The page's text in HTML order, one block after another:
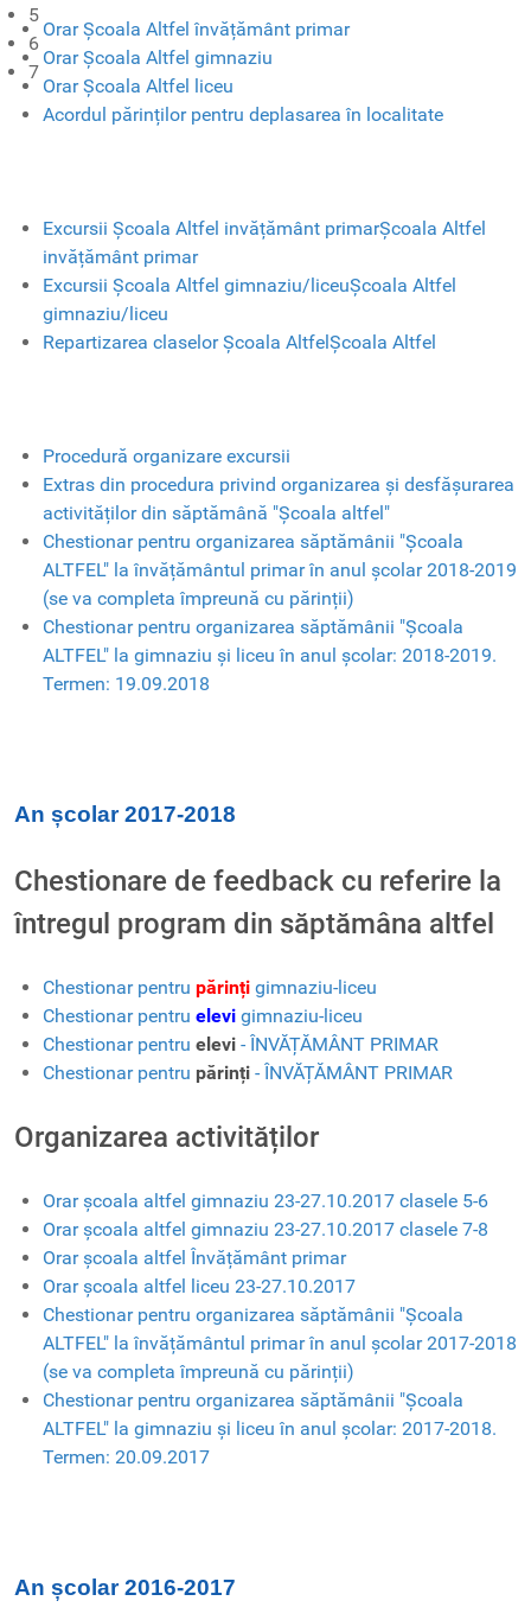
5
6
7
Orar Școala Altfel învățământ primar
Orar Școala Altfel gimnaziu
Orar Școala Altfel liceu
Acordul părinților pentru deplasarea în localitate
Excursii Școala Altfel invățământ primarȘcoala Altfel
invățământ primar
Excursii Școala Altfel gimnaziu/liceuȘcoala Altfel
gimnaziu/liceu
Repartizarea claselor Școala AltfelȘcoala Altfel
Procedură organizare excursii
Extras din procedura privind organizarea și desfășurarea
activităților din săptămână "Școala altfel"
Chestionar pentru organizarea săptămânii "Școala
ALTFEL" la învățământul primar în anul școlar 2018-2019
(se va completa împreună cu părinții)
Chestionar pentru organizarea săptămânii "Școala
ALTFEL" la gimnaziu și liceu în anul școlar: 2018-2019.
Termen: 19.09.2018
An școlar 2017-2018
Chestionare de feedback cu referire la
întregul program din săptămâna altfel
Chestionar pentru părinți gimnaziu-liceu
Chestionar pentru elevi gimnaziu-liceu
Chestionar pentru elevi - ÎNVĂȚĂMÂNT PRIMAR
Chestionar pentru părinți - ÎNVĂȚĂMÂNT PRIMAR
Organizarea activităților
Orar școala altfel gimnaziu 23-27.10.2017 clasele 5-6
Orar școala altfel gimnaziu 23-27.10.2017 clasele 7-8
Orar școala altfel Învățământ primar
Orar școala altfel liceu 23-27.10.2017
Chestionar pentru organizarea săptămânii "Școala
ALTFEL" la învățământul primar în anul școlar 2017-2018
(se va completa împreună cu părinții)
Chestionar pentru organizarea săptămânii "Școala
ALTFEL" la gimnaziu și liceu în anul școlar: 2017-2018.
Termen: 20.09.2017
An școlar 2016-2017